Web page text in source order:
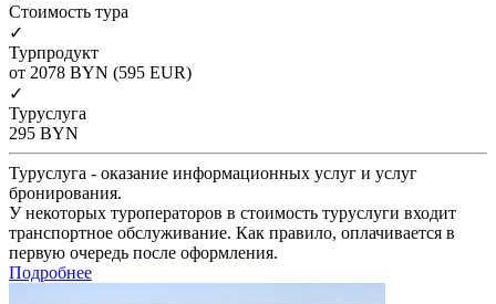
Cтоимость тура
✓
Турпродукт
от 2078 BYN (595 EUR)
✓
Туруслуга
295 BYN
Туруслуга - оказание информационных услуг и услуг
бронирования.
У некоторых туроператоров в стоимость туруслуги входит
транспортное обслуживание. Как правило, оплачивается в
первую очередь после оформления.
Подробнее